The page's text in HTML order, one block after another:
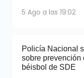
5 Ago a las 19:02
Policía Nacional
sobre prevención
béisbol de SDE